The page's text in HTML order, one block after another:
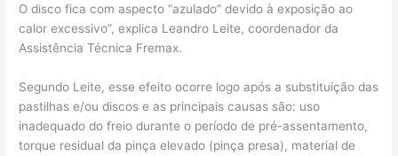
O disco fica com aspecto “azulado” devido à exposição ao
calor excessivo”, explica Leandro Leite, coordenador da
Assistência Técnica Fremax.
Segundo Leite, esse efeito ocorre logo após a substituição das
pastilhas e/ou discos e as principais causas são: uso
inadequado do freio durante o período de pré-assentamento,
torque residual da pinça elevado (pinça presa), material de